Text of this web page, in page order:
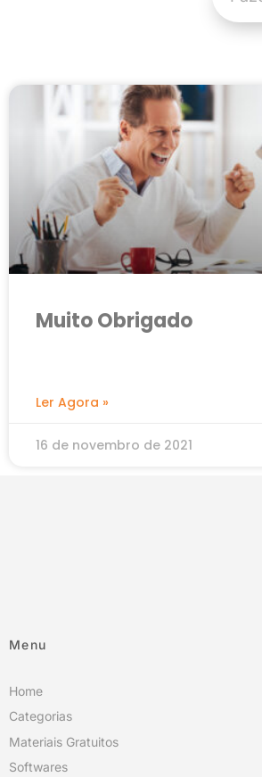
Muito Obrigado
Ler Agora »
16 de novembro de 2021
Menu
Home
Categorias
Materiais Gratuitos
Softwares